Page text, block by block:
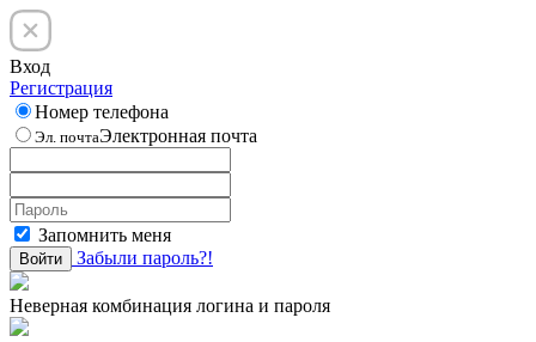
Вход
Регистрация
Номер телефона
Эл. почтаЭлектронная почта
Запомнить меня
Войти Забыли пароль?!
Неверная комбинация логина и пароля